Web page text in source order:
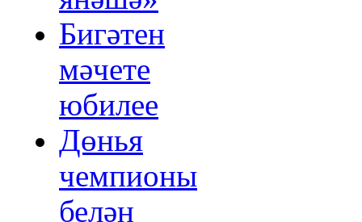
Бигәтен
мәчете
юбилее
Дөнья
чемпионы
белән